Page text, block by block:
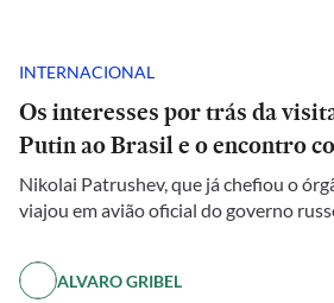
INTERNACIONAL
Os interesses por trás da
Putin ao Brasil e o encontro
Nikolai Patrushev, que já chefiou o
viajou em avião oficial do governo
ALVARO GRIBEL